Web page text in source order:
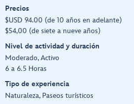
Precios
$USD 94.00 (de 10 años en adelante)
$54,00 (de siete a nueve años)
Nivel de actividad y duración
Moderado, Activo
6 a 6.5 Horas
Tipo de experiencia
Naturaleza, Paseos turísticos